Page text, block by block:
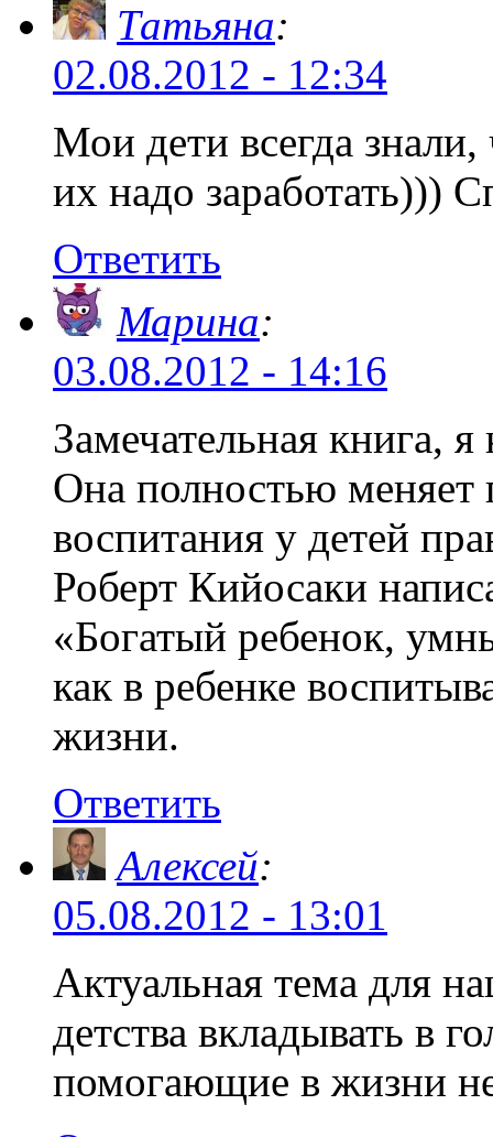
Татьяна:
02.08.2012 - 12:34
Мои дети всегда знали,
их надо заработать)))
Ответить
Марина:
03.08.2012 - 14:16
Замечательная книга,
Она полностью меняет
воспитания у детей
Роберт Кийосаки
«Богатый ребенок,
как в ребенке
жизни.
Ответить
Алексей:
05.08.2012 - 13:01
Актуальная тема для
детства вкладывать в
помогающие в жизни не